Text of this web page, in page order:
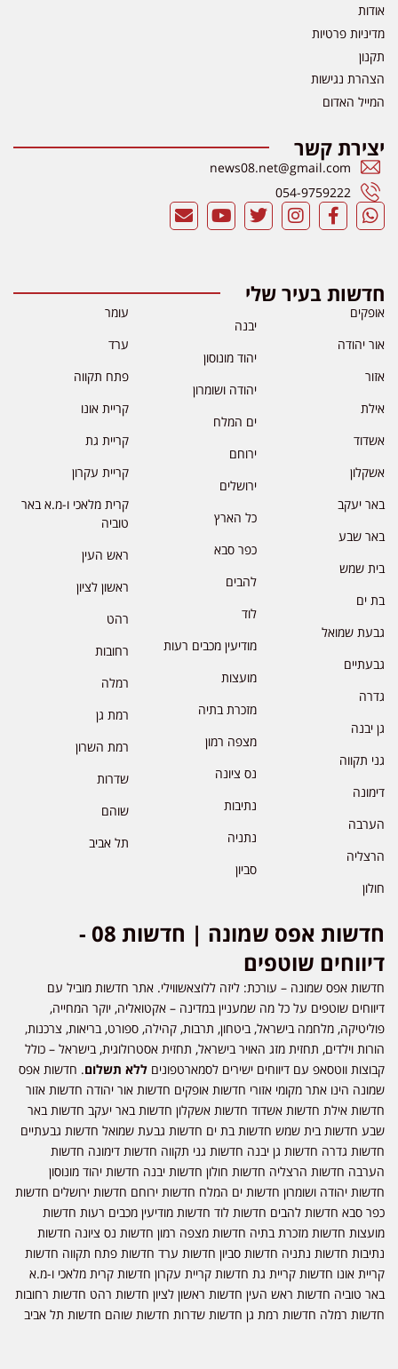
אודות
מדיניות פרטיות
תקנון
הצהרת נגישות
המייל האדום
יצירת קשר
news08.net@gmail.com
054-9759222
חדשות בעיר שלי
אופקים
אור יהודה
אזור
אילת
אשדוד
אשקלון
באר יעקב
באר שבע
בית שמש
בת ים
גבעת שמואל
גבעתיים
גדרה
גן יבנה
גני תקווה
דימונה
הערבה
הרצליה
חולון
יבנה
יהוד מונוסון
יהודה ושומרון
ים המלח
ירוחם
ירושלים
כל הארץ
כפר סבא
להבים
לוד
מודיעין מכבים רעות
מועצות
מזכרת בתיה
מצפה רמון
נס ציונה
נתיבות
נתניה
סביון
עומר
ערד
פתח תקווה
קריית אונו
קריית גת
קריית עקרון
קרית מלאכי ו-מ.א באר
טוביה
ראש העין
ראשון לציון
רהט
רחובות
רמלה
רמת גן
רמת השרון
שדרות
שוהם
תל אביב
חדשות אפס שמונה | חדשות 08 -
דיווחים שוטפים
חדשות אפס שמונה – עורכת: ליזה ללוצאשווילי. אתר חדשות מוביל עם
דיווחים שוטפים על כל מה שמעניין במדינה – אקטואליה, יוקר המחייה,
פוליטיקה, מלחמה בישראל, ביטחון, תרבות, קהילה, ספורט, בריאות, צרכנות,
הורות וילדים, תחזית מזג האויר בישראל, תחזית אסטרולוגית, בישראל – כולל
קבוצות ווטסאפ עם דיווחים ישירים לסמארטפונים ללא תשלום. חדשות אפס
שמונה הינו אתר מקומי אזורי חדשות אופקים חדשות אור יהודה חדשות אזור
חדשות אילת חדשות אשדוד חדשות אשקלון חדשות באר יעקב חדשות באר
שבע חדשות בית שמש חדשות בת ים חדשות גבעת שמואל חדשות גבעתיים
חדשות גדרה חדשות גן יבנה חדשות גני תקווה חדשות דימונה חדשות
הערבה חדשות הרצליה חדשות חולון חדשות יבנה חדשות יהוד מונוסון
חדשות יהודה ושומרון חדשות ים המלח חדשות ירוחם חדשות ירושלים חדשות
כפר סבא חדשות להבים חדשות לוד חדשות מודיעין מכבים רעות חדשות
מועצות חדשות מזכרת בתיה חדשות מצפה רמון חדשות נס ציונה חדשות
נתיבות חדשות נתניה חדשות סביון חדשות ערד חדשות פתח תקווה חדשות
קריית אונו חדשות קריית גת חדשות קריית עקרון חדשות קרית מלאכי ו-מ.א
באר טוביה חדשות ראש העין חדשות ראשון לציון חדשות רהט חדשות רחובות
חדשות רמלה חדשות רמת גן חדשות שדרות חדשות שוהם חדשות תל אביב